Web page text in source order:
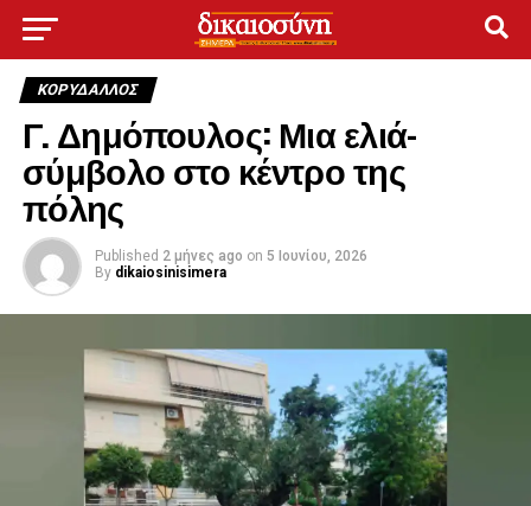
ΚΟΡΥΔΑΛΛΟΣ
Γ. Δημόπουλος: Μια ελιά-
σύμβολο στο κέντρο της
πόλης
Published 2 μήνες ago on 5 Ιουνίου, 2026
By dikaiosinisimera